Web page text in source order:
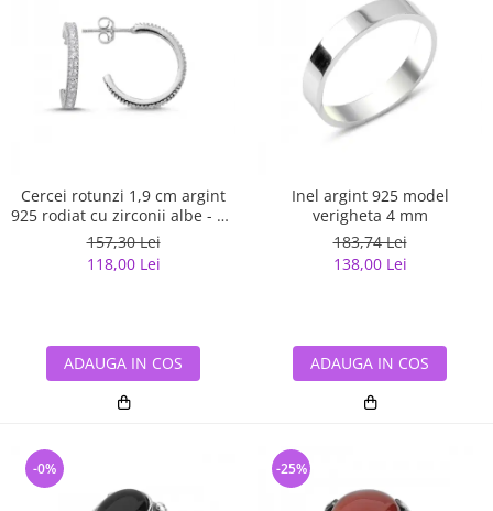
Cercei rotunzi 1,9 cm argint
925 rodiat cu zirconii albe - Be
Elegant ETU0059
157,30 Lei
118,00 Lei
ADAUGA IN COS
Inel argint 925 model
verigheta 4 mm
183,74 Lei
138,00 Lei
ADAUGA IN COS
-0% -25%